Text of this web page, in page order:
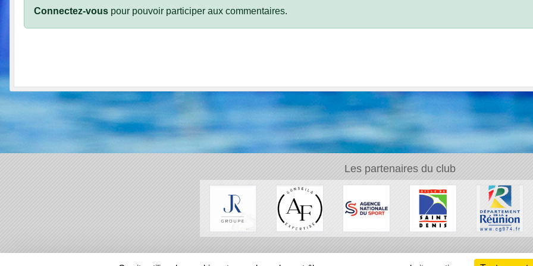
Connectez-vous pour pouvoir participer aux commentaires.
Les partenaires du club